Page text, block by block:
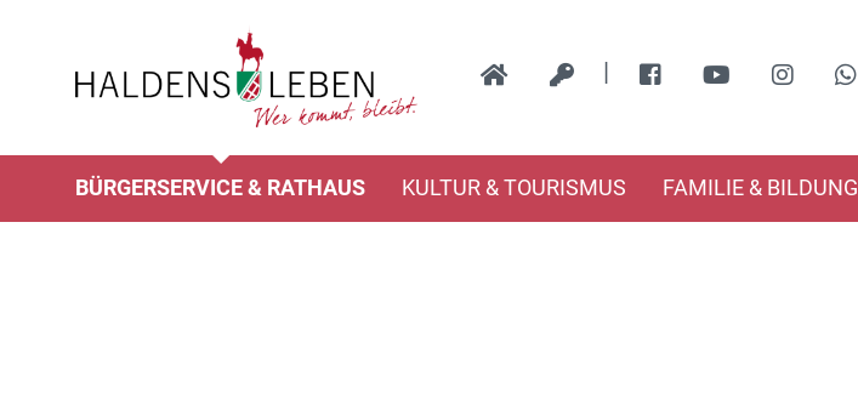
|
BÜRGERSERVICE & RATHAUS KULTUR & TOURISMUS FAMILIE & BILDUNG